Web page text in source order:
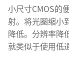
小尺寸CMOS的
射。将光圈缩小
降低。分辨率降
就类似于使用低